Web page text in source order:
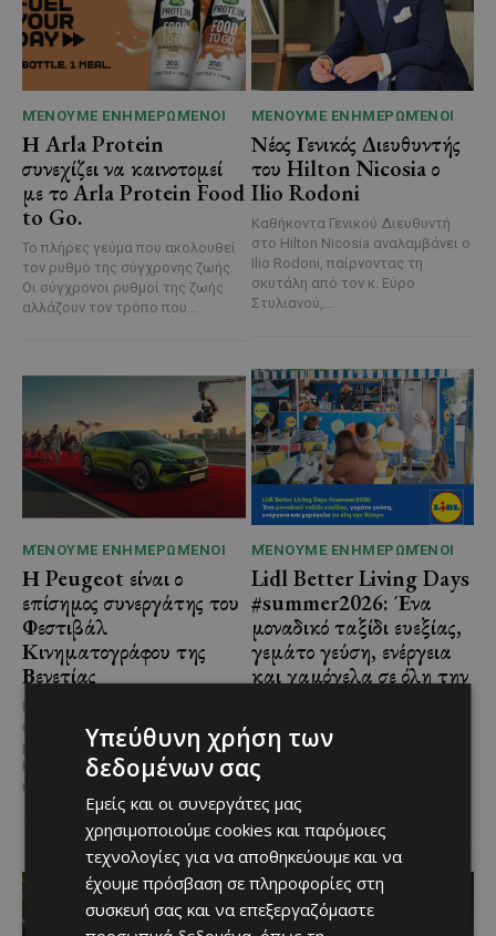
ΜΈΝΟΥΜΕ ΕΝΗΜΕΡΩΜΈΝΟΙ
Η Arla Protein
συνεχίζει να καινοτομεί
με το Arla Protein Food
to Go.
Το πλήρες γεύμα που ακολουθεί
τον ρυθμό της σύγχρονης ζωής.
Οι σύγχρονοι ρυθμοί της ζωής
αλλάζουν τον τρόπο που...
ΜΈΝΟΥΜΕ ΕΝΗΜΕΡΩΜΈΝΟΙ
Νέος Γενικός Διευθυντής
του Hilton Nicosia ο
Ilio Rodoni
Καθήκοντα Γενικού Διευθυντή
στο Hilton Nicosia αναλαμβάνει ο
Ilio Rodoni, παίρνοντας τη
σκυτάλη από τον κ. Εύρο
Στυλιανού,...
ΜΈΝΟΥΜΕ ΕΝΗΜΕΡΩΜΈΝΟΙ
Η Peugeot είναι ο
επίσημος συνεργάτης του
Φεστιβάλ
Κινηματογράφου της
Βενετίας
Η Peugeot ανακοινώνει μια
ιδιαίτερα σημαντική συνεργασία
με το Διεθνές Φεστιβάλ
Κινηματογράφου της Βενετίας
και με αυτό τον...
ΜΈΝΟΥΜΕ ΕΝΗΜΕΡΩΜΈΝΟΙ
Lidl Better Living Days
#summer2026: Ένα
μοναδικό ταξίδι ευεξίας,
γεμάτο γεύση, ενέργεια
και χαμόγελα σε όλη την
Με 6 προορισμούς, πάνω από
1.700 συμμετέχοντες και
περισσότερες από 3.500
επιβεβαίωσε για ακόμα...
Υπεύθυνη χρήση των
δεδομένων σας
Εμείς και οι συνεργάτες μας
χρησιμοποιούμε cookies και παρόμοιες
τεχνολογίες για να αποθηκεύουμε και να
έχουμε πρόσβαση σε πληροφορίες στη
συσκευή σας και να επεξεργαζόμαστε